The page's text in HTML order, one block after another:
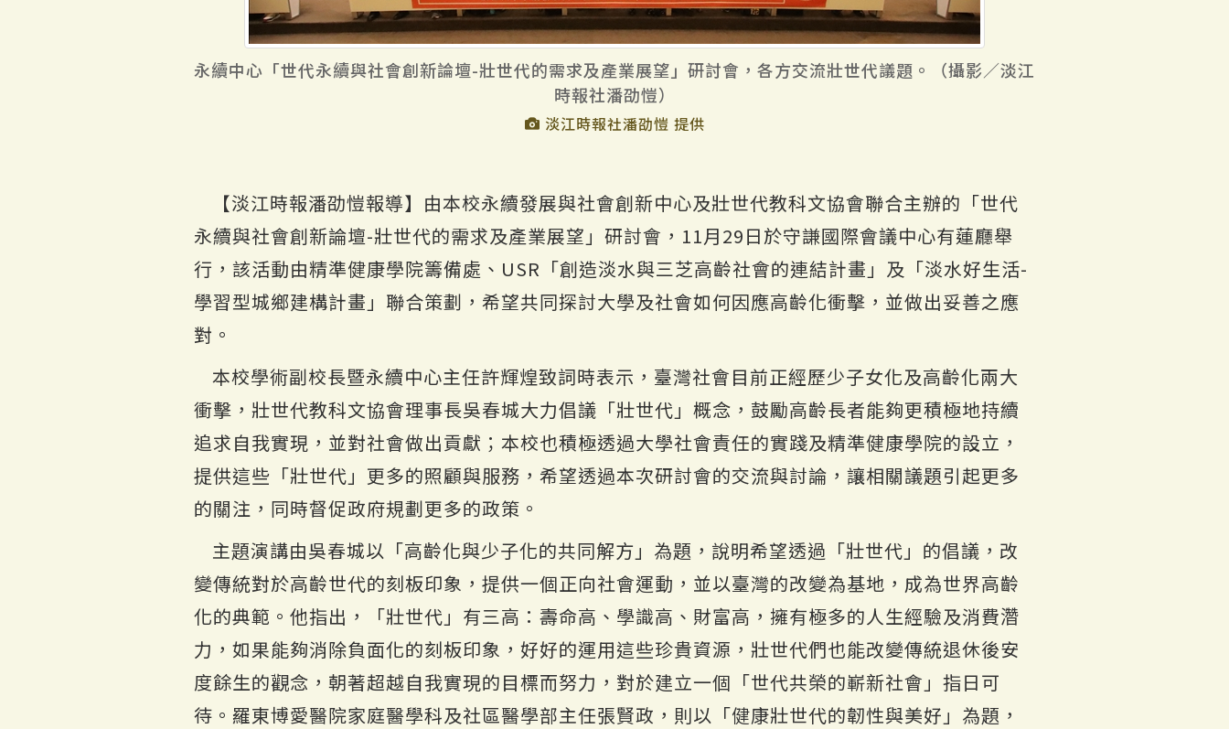
永續中心「世代永續與社會創新論壇-壯世代的需求及產業展望」研討會，各方交流壯世代議題。（攝影／淡江
時報社潘劭愷）
淡江時報社潘劭愷 提供
【淡江時報潘劭愷報導】由本校永續發展與社會創新中心及壯世代教科文協會聯合主辦的「世代
永續與社會創新論壇-壯世代的需求及產業展望」研討會，11月29日於守謙國際會議中心有蓮廳舉
行，該活動由精準健康學院籌備處、USR「創造淡水與三芝高齡社會的連結計畫」及「淡水好生活-
學習型城鄉建構計畫」聯合策劃，希望共同探討大學及社會如何因應高齡化衝擊，並做出妥善之應
對。
本校學術副校長暨永續中心主任許輝煌致詞時表示，臺灣社會目前正經歷少子女化及高齡化兩大
衝擊，壯世代教科文協會理事長吳春城大力倡議「壯世代」概念，鼓勵高齡長者能夠更積極地持續
追求自我實現，並對社會做出貢獻；本校也積極透過大學社會責任的實踐及精準健康學院的設立，
提供這些「壯世代」更多的照顧與服務，希望透過本次研討會的交流與討論，讓相關議題引起更多
的關注，同時督促政府規劃更多的政策。
主題演講由吳春城以「高齡化與少子化的共同解方」為題，說明希望透過「壯世代」的倡議，改
變傳統對於高齡世代的刻板印象，提供一個正向社會運動，並以臺灣的改變為基地，成為世界高齡
化的典範。他指出，「壯世代」有三高：壽命高、學識高、財富高，擁有極多的人生經驗及消費濳
力，如果能夠消除負面化的刻板印象，好好的運用這些珍貴資源，壯世代們也能改變傳統退休後安
度餘生的觀念，朝著超越自我實現的目標而努力，對於建立一個「世代共榮的嶄新社會」指日可
待。羅東博愛醫院家庭醫學科及社區醫學部主任張賢政，則以「健康壯世代的韌性與美好」為題，